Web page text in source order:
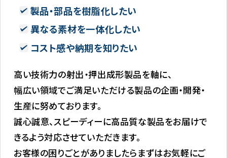
製品・部品を樹脂化したい
異なる素材を一体化したい
コスト感や納期を知りたい
高い技術力の射出・押出成形製品を軸に、
幅広い領域でご満足いただける製品の企画・開発・
生産に努めております。
誠心誠意、スピーディーに高品質な製品をお届けで
きるよう対応させていただきます。
お客様の困りごとがありましたらまずはお気軽にご